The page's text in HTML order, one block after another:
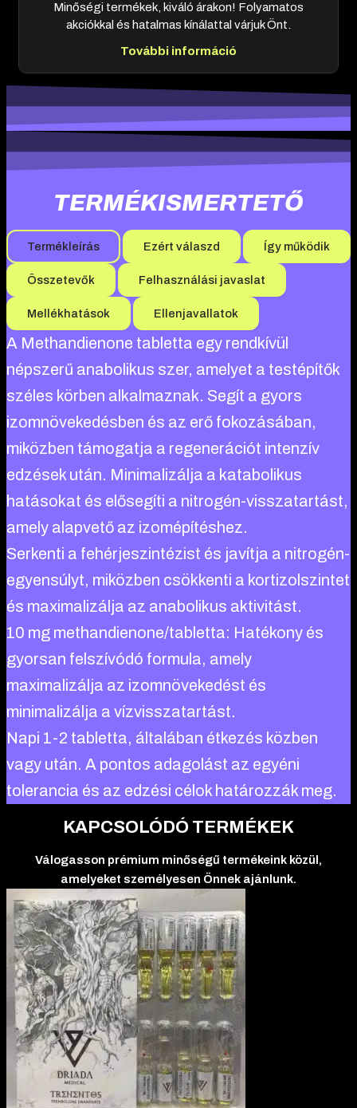
Minőségi termékek, kiváló árakon! Folyamatos
akciókkal és hatalmas kínálattal várjuk Önt.
További információ
TERMÉKISMERTETŐ
Termékleírás Ezért válaszd Így működik
Összetevők Felhasználási javaslat
Mellékhatások Ellenjavallatok
A Methandienone tabletta egy rendkívül
népszerű anabolikus szer, amelyet a testépítők
széles körben alkalmaznak. Segít a gyors
izomnövekedésben és az erő fokozásában,
miközben támogatja a regenerációt intenzív
edzések után. Minimalizálja a katabolikus
hatásokat és elősegíti a nitrogén-visszatartást,
amely alapvető az izomépítéshez.
Serkenti a fehérjeszintézist és javítja a nitrogén-
egyensúlyt, miközben csökkenti a kortizolszintet
és maximalizálja az anabolikus aktivitást.
10 mg methandienone/tabletta: Hatékony és
gyorsan felszívódó formula, amely
maximalizálja az izomnövekedést és
minimalizálja a vízvisszatartást.
Napi 1-2 tabletta, általában étkezés közben
vagy után. A pontos adagolást az egyéni
tolerancia és az edzési célok határozzák meg.
KAPCSOLÓDÓ TERMÉKEK
Válogasson prémium minőségű termékeink közül,
amelyeket személyesen Önnek ajánlunk.